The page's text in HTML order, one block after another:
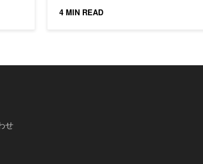
4 MIN READ
せ